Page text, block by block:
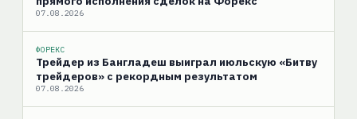
07.08.2026
ФОРЕКС
Трейдер из Бангладеш выиграл июльскую «Битву
трейдеров» с рекордным результатом
07.08.2026